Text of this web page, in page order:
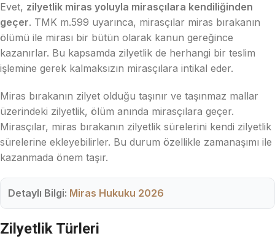
Evet, zilyetlik miras yoluyla mirasçılara kendiliğinden
geçer. TMK m.599 uyarınca, mirasçılar miras bırakanın
ölümü ile mirası bir bütün olarak kanun gereğince
kazanırlar. Bu kapsamda zilyetlik de herhangi bir teslim
işlemine gerek kalmaksızın mirasçılara intikal eder.
Miras bırakanın zilyet olduğu taşınır ve taşınmaz mallar
üzerindeki zilyetlik, ölüm anında mirasçılara geçer.
Mirasçılar, miras bırakanın zilyetlik sürelerini kendi zilyetlik
sürelerine ekleyebilirler. Bu durum özellikle zamanaşımı ile
kazanmada önem taşır.
Detaylı Bilgi: Miras Hukuku 2026
Zilyetlik Türleri